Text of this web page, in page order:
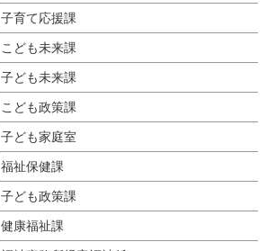
子育て応援課
こども未来課
子ども未来課
こども政策課
子ども家庭室
福祉保健課
子ども政策課
健康福祉課